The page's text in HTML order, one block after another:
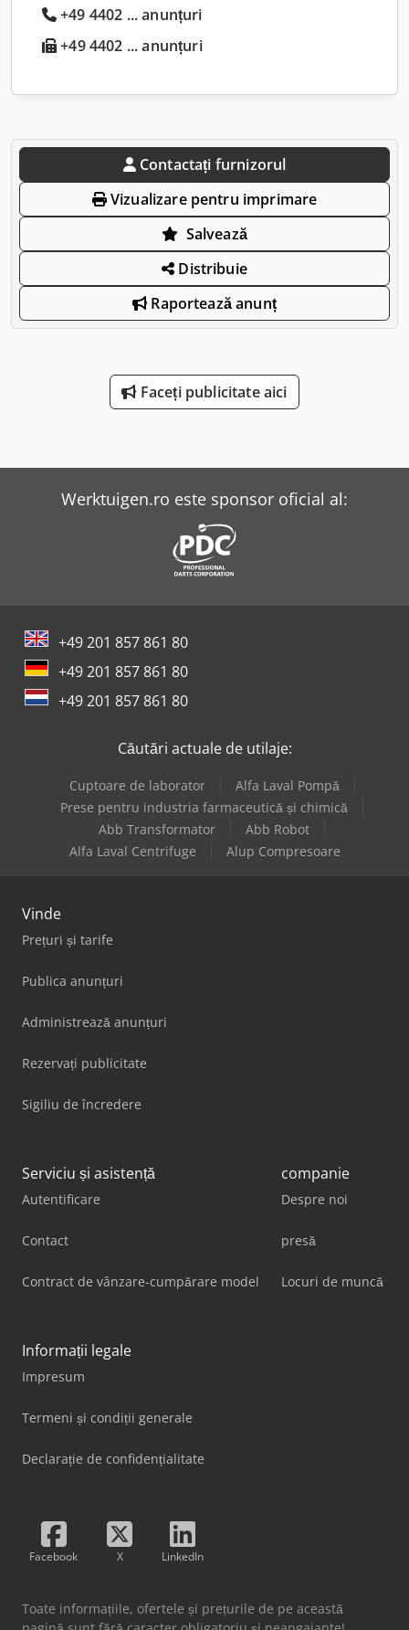
+49 4402 ... anunțuri
+49 4402 ... anunțuri
Contactați furnizorul
Vizualizare pentru imprimare
Salvează
Distribuie
Raportează anunț
Faceți publicitate aici
Werktuigen.ro este sponsor oficial al:
+49 201 857 861 80
+49 201 857 861 80
+49 201 857 861 80
Căutări actuale de utilaje:
Cuptoare de laborator
Alfa Laval Pompă
Prese pentru industria farmaceutică și chimică
Abb Transformator
Abb Robot
Alfa Laval Centrifuge
Alup Compresoare
Vinde
Prețuri și tarife
Publica anunțuri
Administrează anunțuri
Rezervați publicitate
Sigiliu de încredere
Serviciu și asistență
Autentificare
Contact
Contract de vânzare-cumpărare model
companie
Despre noi
presă
Locuri de muncă
Informații legale
Impresum
Termeni și condiții generale
Declarație de confidențialitate
Facebook X LinkedIn
Toate informațiile, ofertele și prețurile de pe această